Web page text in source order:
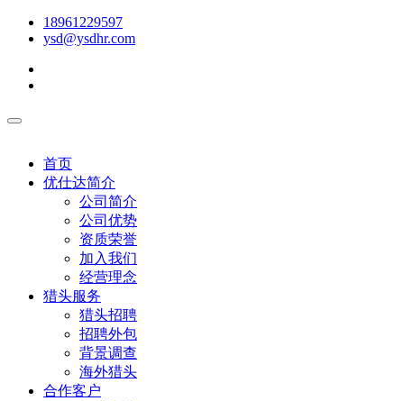
18961229597
ysd@ysdhr.com
首页
优仕达简介
公司简介
公司优势
资质荣誉
加入我们
经营理念
猎头服务
猎头招聘
招聘外包
背景调查
海外猎头
合作客户